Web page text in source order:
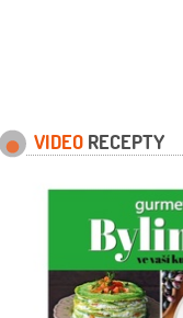
VIDEO RECEPTY